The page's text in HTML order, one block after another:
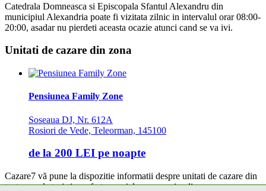
Catedrala Domneasca si Episcopala Sfantul Alexandru din
municipiul Alexandria poate fi vizitata zilnic in intervalul orar 08:00-
20:00, asadar nu pierdeti aceasta ocazie atunci cand se va ivi.
Unitati de cazare din zona
Pensiunea Family Zone
Soseaua DJ, Nr. 612A
Rosiori de Vede, Teleorman, 145100
de la 200 LEI pe noapte
Cazare7 vă pune la dispozitie informatii despre unitati de cazare din
toate zonele turistice, oferte speciale, rezervari online.